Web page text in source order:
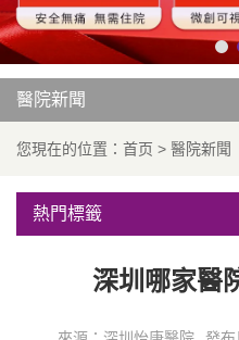
醫院新聞
您現在的位置： 首页 > 醫院新聞
熱門標籤
深圳哪家醫